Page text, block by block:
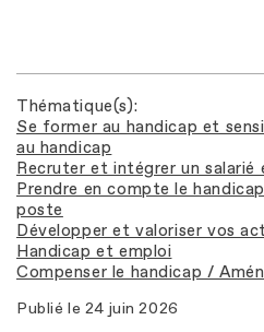
Thématique(s)
Se former au handicap et
au handicap
Recruter et intégrer un salarié
Prendre en compte le
poste
Développer et valoriser vos
Handicap et emploi
Compenser le handicap /
Publié le 24 juin 2026